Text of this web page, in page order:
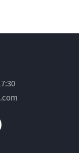
壓力，實現可持續